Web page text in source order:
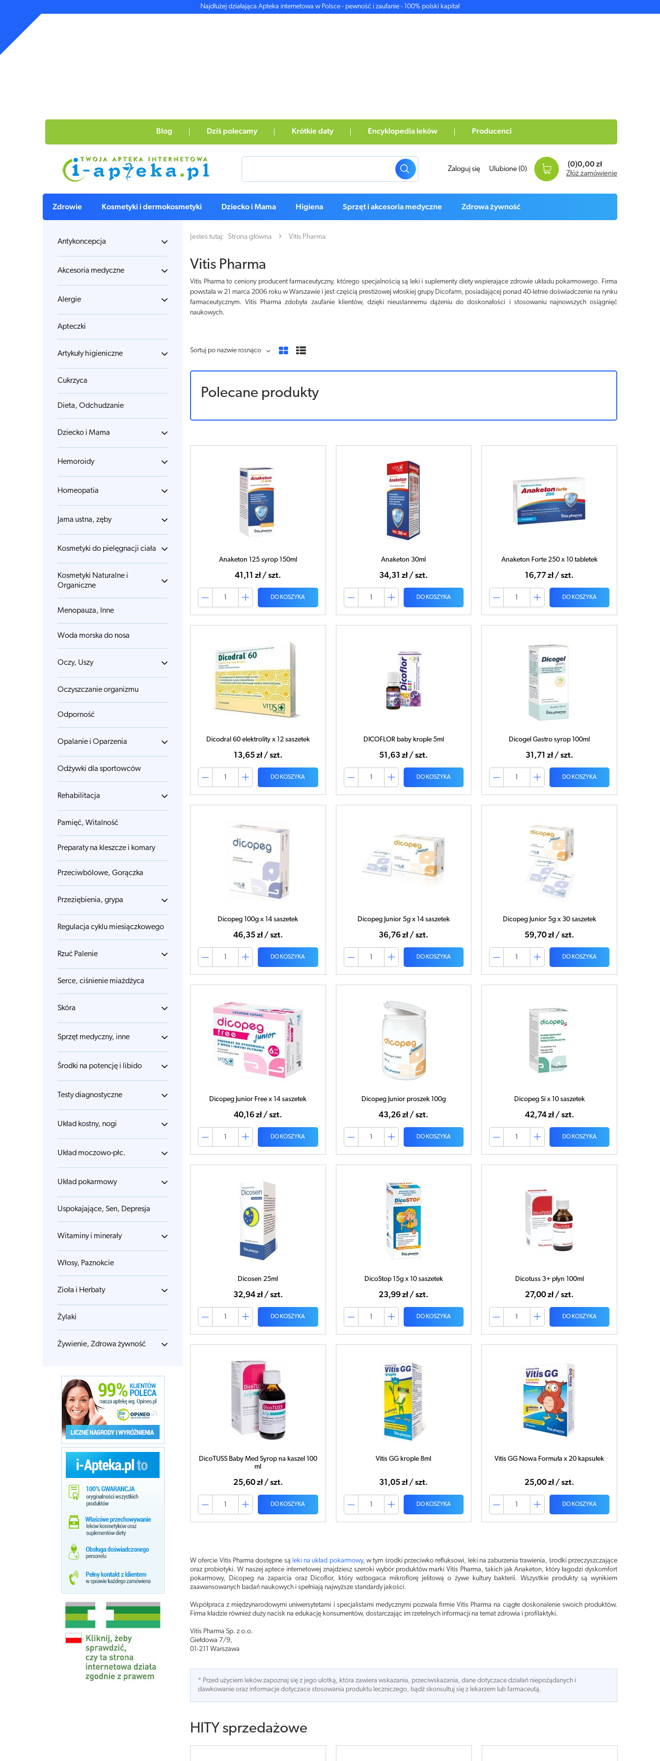
Najdłużej działająca Apteka internetowa w Polsce - pewność i zaufanie - 100% polski kapitał
Blog Dziś polecamy Krótkie daty Encyklopedia leków Producenci
Zaloguj się Ulubione (0)
(0)0,00 zł
Złóż zamówienie
Zdrowie Kosmetyki i dermokosmetyki Dziecko i Mama Higiena Sprzęt i akcesoria medyczne Zdrowa żywność
Antykoncepcja
Akcesoria medyczne
Alergie
Apteczki
Artykuły higieniczne
Cukrzyca
Dieta, Odchudzanie
Dziecko i Mama
Hemoroidy
Homeopatia
Jama ustna, zęby
Kosmetyki do pielęgnacji ciała
Kosmetyki Naturalne i
Organiczne
Menopauza, Inne
Woda morska do nosa
Oczy, Uszy
Oczyszczanie organizmu
Odporność
Opalanie i Oparzenia
Odżywki dla sportowców
Rehabilitacja
Pamięć, Witalność
Preparaty na kleszcze i komary
Przeciwbólowe, Gorączka
Przeziębienia, grypa
Regulacja cyklu miesiączkowego
Rzuć Palenie
Serce, ciśnienie miażdżyca
Skóra
Sprzęt medyczny, inne
Środki na potencję i libido
Testy diagnostyczne
Układ kostny, nogi
Układ moczowo-płc.
Układ pokarmowy
Uspokajające, Sen, Depresja
Witaminy i minerały
Włosy, Paznokcie
Zioła i Herbaty
Żylaki
Żywienie, Zdrowa żywność
Jesteś tutaj: Strona główna Vitis Pharma
Vitis Pharma
Vitis Pharma to ceniony producent farmaceutyczny, którego specjalnością są leki i suplementy diety wspierające zdrowie układu pokarmowego. Firma
powstała w 21 marca 2006 roku w Warszawie i jest częścią prestiżowej włoskiej grupy Dicofarm, posiadającej ponad 40-letnie doświadczenie na rynku
farmaceutycznym. Vitis Pharma zdobyła zaufanie klientów, dzięki nieustannemu dążeniu do doskonałości i stosowaniu najnowszych osiągnięć
naukowych.
Sortuj po nazwie rosnąco
Polecane produkty
Anaketon 125 syrop 150ml
41,11 zł / szt.
DO KOSZYKA
Anaketon 30ml
34,31 zł / szt.
DO KOSZYKA
Anaketon Forte 250 x 10 tabletek
16,77 zł / szt.
DO KOSZYKA
Dicodral 60 elektrolity x 12 saszetek
13,65 zł / szt.
DO KOSZYKA
DICOFLOR baby krople 5ml
51,63 zł / szt.
DO KOSZYKA
Dicogel Gastro syrop 100ml
31,71 zł / szt.
DO KOSZYKA
Dicopeg 100g x 14 saszetek
46,35 zł / szt.
DO KOSZYKA
Dicopeg Junior 5g x 14 saszetek
36,76 zł / szt.
DO KOSZYKA
Dicopeg Junior 5g x 30 saszetek
59,70 zł / szt.
DO KOSZYKA
Dicopeg Junior Free x 14 saszetek
40,16 zł / szt.
DO KOSZYKA
Dicopeg Junior proszek 100g
43,26 zł / szt.
DO KOSZYKA
Dicopeg Si x 10 saszetek
42,74 zł / szt.
DO KOSZYKA
Dicosen 25ml
32,94 zł / szt.
DO KOSZYKA
DicoStop 15g x 10 saszetek
23,99 zł / szt.
DO KOSZYKA
Dicotuss 3+ płyn 100ml
27,00 zł / szt.
DO KOSZYKA
DicoTUSS Baby Med Syrop na kaszel 100
ml
25,60 zł / szt.
DO KOSZYKA
Vitis GG krople 8ml
31,05 zł / szt.
DO KOSZYKA
Vitis GG Nowa Formuła x 20 kapsułek
25,00 zł / szt.
DO KOSZYKA
W ofercie Vitis Pharma dostępne są leki na układ pokarmowy, w tym środki przeciwko refluksowi, leki na zaburzenia trawienia, środki przeczyszczające
oraz probiotyki. W naszej aptece internetowej znajdziesz szeroki wybór produktów marki Vitis Pharma, takich jak Anaketon, który łagodzi dyskomfort
pokarmowy, Dicopeg na zaparcia oraz Dicoflor, który wzbogaca mikroflorę jelitową o żywe kultury bakterii. Wszystkie produkty są wynikiem
zaawansowanych badań naukowych i spełniają najwyższe standardy jakości.
Współpraca z międzynarodowymi uniwersytetami i specjalistami medycznymi pozwala firmie Vitis Pharma na ciągłe doskonalenie swoich produktów.
Firma kładzie również duży nacisk na edukację konsumentów, dostarczając im rzetelnych informacji na temat zdrowia i profilaktyki.
Vitis Pharma Sp. z o.o.
Giełdowa 7/9,
01-211 Warszawa
* Przed użyciem leków zapoznaj się z jego ulotką, która zawiera wskazania, przeciwskazania, dane dotyczace działań niepożądanych i
dawkowanie oraz informacje dotyczace stosowania produktu leczniczego, bądź skonsultuj się z lekarzem lub farmaceutą.
HITY sprzedażowe